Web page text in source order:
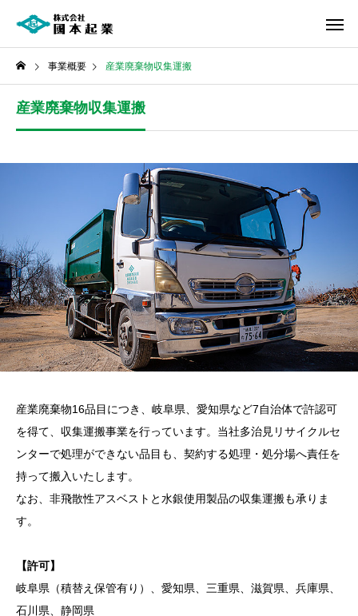
事業概要 産業廃棄物収集運搬
産業廃棄物収集運搬
産業廃棄物16品目につき、岐阜県、愛知県など7自治体で許認可
を得て、収集運搬事業を行っています。当社多治見リサイクルセ
ンターで処理ができない品目も、契約する処理・処分場へ責任を
持って搬入いたします。
なお、非飛散性アスベストと水銀使用製品の収集運搬も承りま
す。
【許可】
岐阜県（積替え保管有り）、愛知県、三重県、滋賀県、兵庫県、
石川県、静岡県